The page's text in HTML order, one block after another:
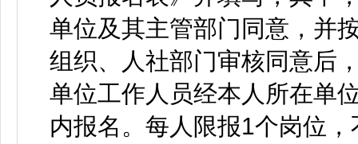
单位及其主管部门同意，并
组织、人社部门审核同意后
单位工作人员经本人所在单
内报名。每人限报1个岗位